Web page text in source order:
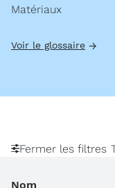
Matériaux
Voir le glossaire
Fermer les filtres
Nom